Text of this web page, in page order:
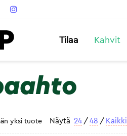
Tilaa Kahvit
yksi tuote Näytä 24 / 48 / Kaikki